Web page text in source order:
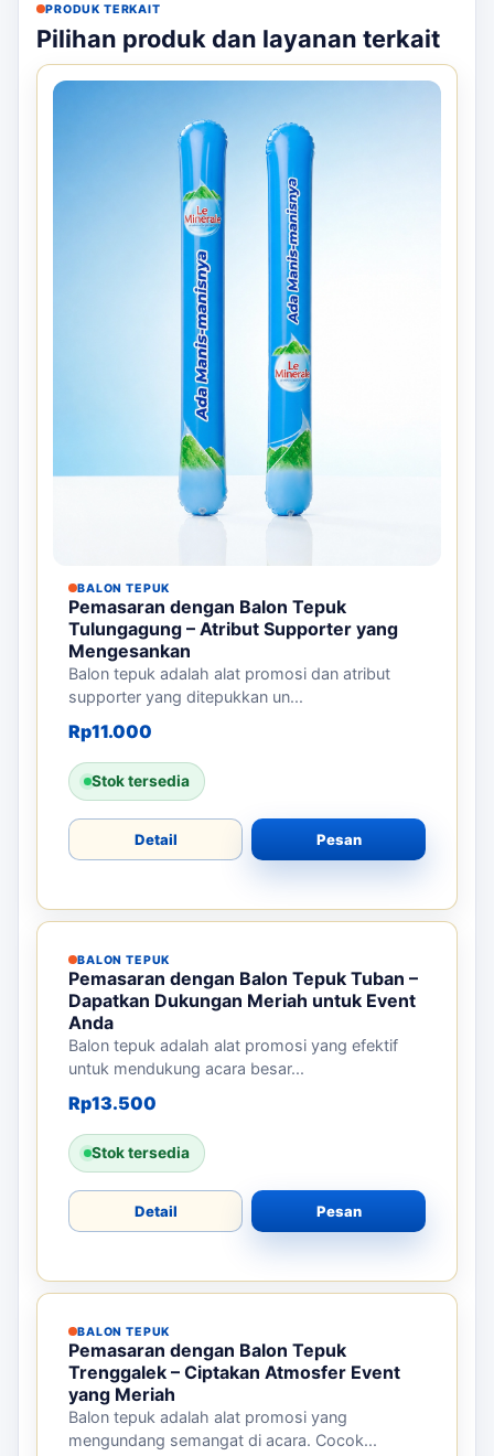
PRODUK TERKAIT
Pilihan produk dan layanan terkait
BALON TEPUK
Pemasaran dengan Balon Tepuk
Tulungagung – Atribut Supporter yang
Mengesankan
Balon tepuk adalah alat promosi dan atribut
supporter yang ditepukkan un...
Rp11.000
Stok tersedia
Detail Pesan
BALON TEPUK
Pemasaran dengan Balon Tepuk Tuban –
Dapatkan Dukungan Meriah untuk Event
Anda
Balon tepuk adalah alat promosi yang efektif
untuk mendukung acara besar...
Rp13.500
Stok tersedia
Detail Pesan
BALON TEPUK
Pemasaran dengan Balon Tepuk
Trenggalek – Ciptakan Atmosfer Event
yang Meriah
Balon tepuk adalah alat promosi yang
mengundang semangat di acara. Cocok...